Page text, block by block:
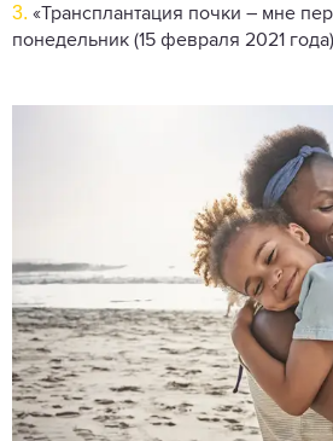
3. «Трансплантация почки – мне
понедельник (15 февраля 2021